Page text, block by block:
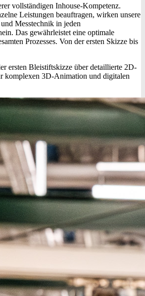
vollständigen Inhouse-Kompetenz.
Leistungen beauftragen, wirken unsere
Messtechnik in jeden
Das gewährleistet eine optimale
Prozesses. Von der ersten Skizze bis
ersten Bleistiftskizze über detaillierte 2D-
komplexen 3D-Animation und digitalen